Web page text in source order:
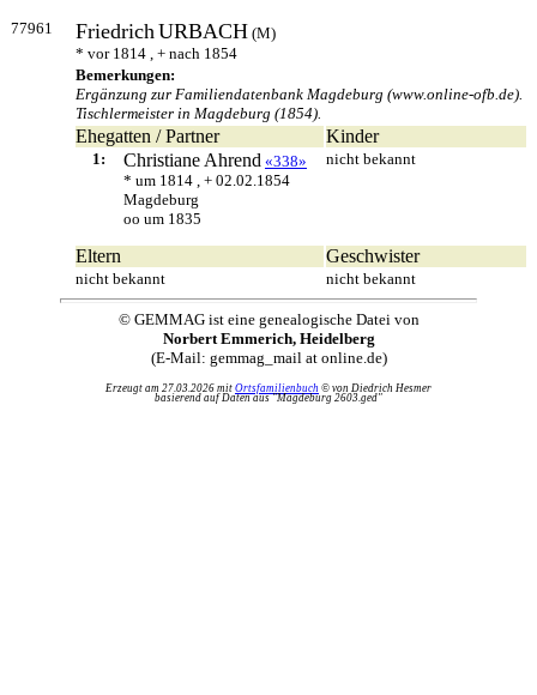
77961 FriedrichURBACH (M)
* vor 1814 , + nach 1854
Bemerkungen:
Ergänzung zur Familiendatenbank Magdeburg (www.online-ofb.de).
Tischlermeister in Magdeburg (1854).
Ehegatten / Partner Kinder
1: Christiane Ahrend «338»
* um 1814 , + 02.02.1854
Magdeburg
oo um 1835
nicht bekannt
Eltern Geschwister
nicht bekannt nicht bekannt
© GEMMAG ist eine genealogische Datei von
Norbert Emmerich, Heidelberg
(E-Mail: gemmag_mail at online.de)
Erzeugt am 27.03.2026 mit Ortsfamilienbuch © von Diedrich Hesmer
basierend auf Daten aus "Magdeburg 2603.ged"